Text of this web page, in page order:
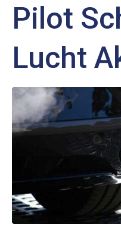
Pilot
Lucht